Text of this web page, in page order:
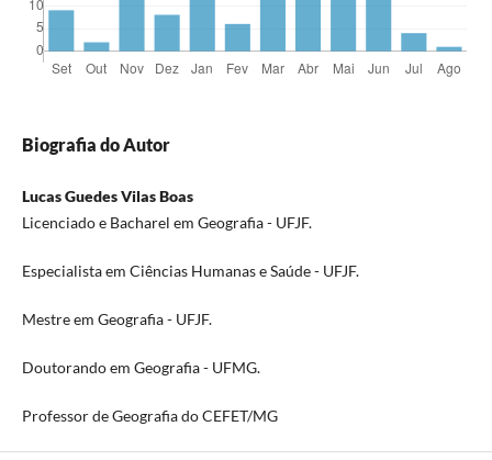
Biografia do Autor
Lucas Guedes Vilas Boas
Licenciado e Bacharel em Geografia - UFJF.
Especialista em Ciências Humanas e Saúde - UFJF.
Mestre em Geografia - UFJF.
Doutorando em Geografia - UFMG.
Professor de Geografia do CEFET/MG